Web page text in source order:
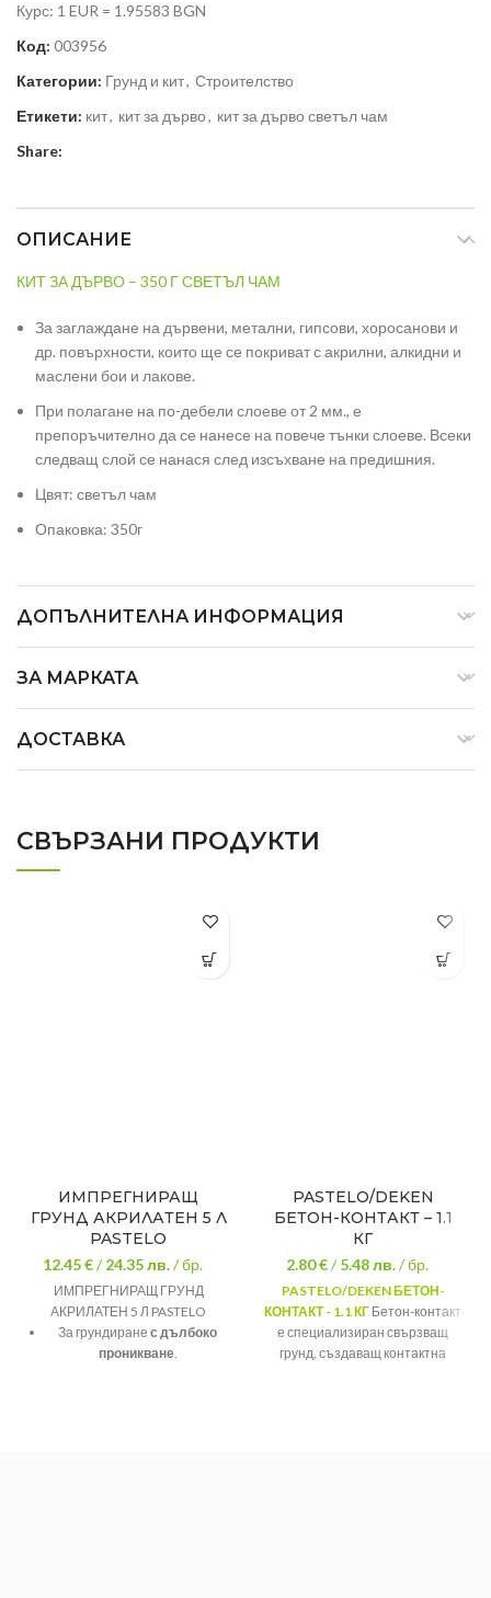
Курс: 1 EUR = 1.95583 BGN
Код: 003956
Категории: Грунд и кит, Строителство
Етикети: кит, кит за дърво, кит за дърво светъл чам
Share:
ОПИСАНИЕ
КИТ ЗА ДЪРВО – 350 Г СВЕТЪЛ ЧАМ
За заглаждане на дървени, метални, гипсови, хоросанови и
др. повърхности, които ще се покриват с акрилни, алкидни и
маслени бои и лакове.
При полагане на по-дебели слоеве от 2 мм., е
препоръчително да се нанесе на повече тънки слоеве. Всеки
следващ слой се нанася след изсъхване на предишния.
Цвят: светъл чам
Опаковка: 350г
ДОПЪЛНИТЕЛНА ИНФОРМАЦИЯ
ЗА МАРКАТА
ДОСТАВКА
СВЪРЗАНИ ПРОДУКТИ
ИМПРЕГНИРАЩ
ГРУНД АКРИЛАТЕН 5 Л
PASTELO
12.45 €/24.35лв./ бр.
ИМПРЕГНИРАЩ ГРУНД
АКРИЛАТЕН 5 Л PASTELO
За грундиране с дълбоко
проникване.
PASTELO/DEKEN
БЕТОН-КОНТАКТ – 1.1
КГ
2.80 €/5.48лв./ бр.
PASTELO/DEKEN БЕТОН-
КОНТАКТ - 1.1 КГ Бетон-контакт
е специализиран свързващ
грунд, създаващ контактна